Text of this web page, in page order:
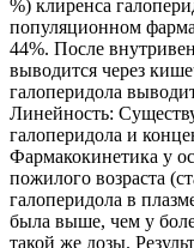
%) клиренса
популяционном
44%. После
выводится через
галоперидола
Линейность:
галоперидола и
Фармакокинетика у
пожилого возраста
галоперидола в
была выше, чем у
такой же дозы.